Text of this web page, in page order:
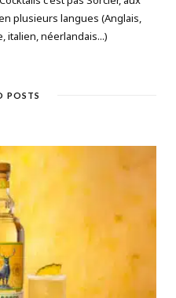
plusieurs langues (Anglais,
italien, néerlandais...)
POSTS